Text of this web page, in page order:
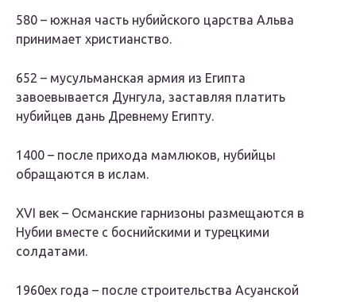
580 – южная часть нубийского царства Альва
принимает христианство.
652 – мусульманская армия из Египта
завоевывается Дунгула, заставляя платить
нубийцев дань Древнему Египту.
1400 – после прихода мамлюков, нубийцы
обращаются в ислам.
XVI век – Османские гарнизоны размещаются в
Нубии вместе с боснийскими и турецкими
солдатами.
1960ех года – после строительства Асуанской